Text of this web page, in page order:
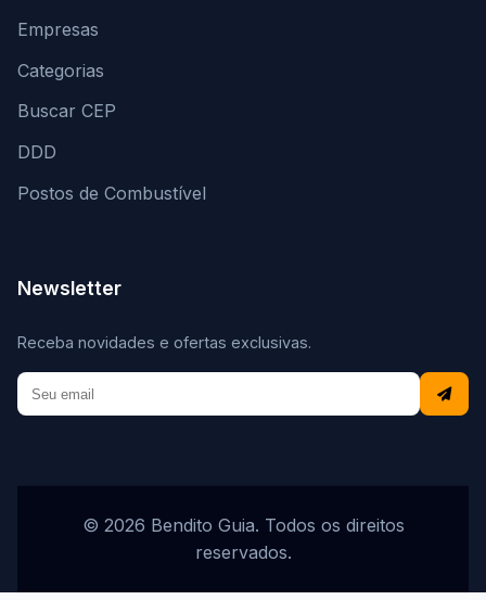
Empresas
Categorias
Buscar CEP
DDD
Postos de Combustível
Newsletter
Receba novidades e ofertas exclusivas.
© 2026 Bendito Guia. Todos os direitos
reservados.